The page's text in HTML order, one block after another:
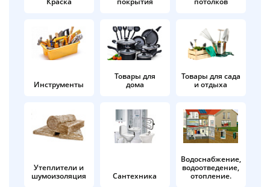
Инструменты
Товары для
дома
Товары для сада
и отдыха
Утеплители и
шумоизоляция
Сантехника
Водоснабжение,
водоотведение,
отопление.
в корзину
Оплачивайте сегодня только
25% картой любого банка
Получайте товар
выбранный способом
Оставшиеся
% будут